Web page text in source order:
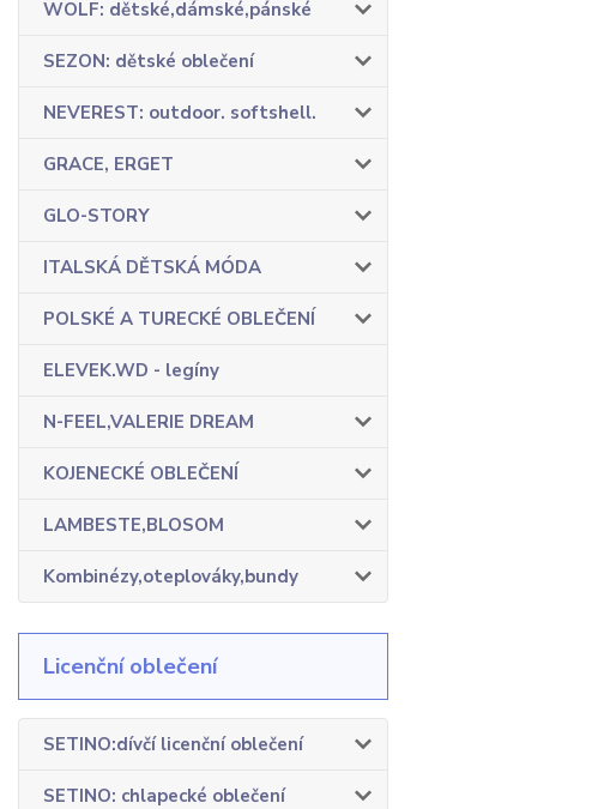
WOLF: dětské,dámské,pánské
SEZON: dětské oblečení
NEVEREST: outdoor. softshell.
GRACE, ERGET
GLO-STORY
ITALSKÁ DĚTSKÁ MÓDA
POLSKÉ A TURECKÉ OBLEČENÍ
ELEVEK.WD - legíny
N-FEEL,VALERIE DREAM
KOJENECKÉ OBLEČENÍ
LAMBESTE,BLOSOM
Kombinézy,oteplováky,bundy
Licenční oblečení
SETINO:dívčí licenční oblečení
SETINO: chlapecké oblečení